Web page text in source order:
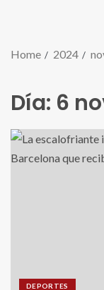
Home 2024
Día: 6
DEPORTES